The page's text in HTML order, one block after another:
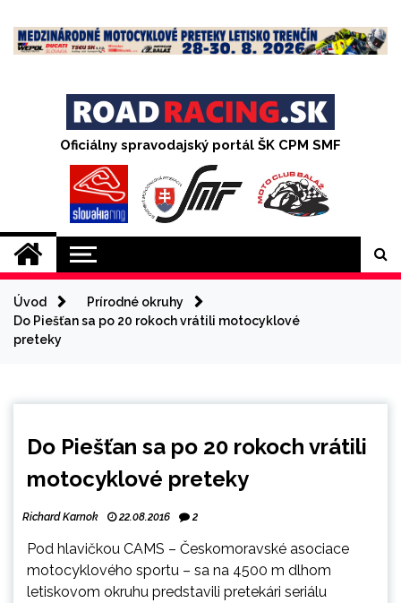
content
Oficiálny spravodajský portál ŠK CPM SMF
Úvod
Prírodné okruhy
Do Piešťan sa po 20 rokoch vrátili motocyklové
preteky
Do Piešťan sa po 20 rokoch vrátili
motocyklové preteky
Richard Karnok 22.08.2016 2
Pod hlavičkou CAMS – Českomoravské asociace
motocyklového sportu – sa na 4500 m dlhom
letiskovom okruhu predstavili pretekári seriálu